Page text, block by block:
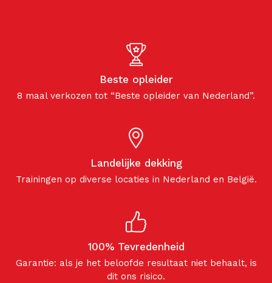
Beste opleider
8 maal verkozen tot “Beste opleider van Nederland”.
Landelijke dekking
Trainingen op diverse locaties in Nederland en België.
100% Tevredenheid
Garantie: als je het beloofde resultaat niet behaalt, is
dit ons risico.